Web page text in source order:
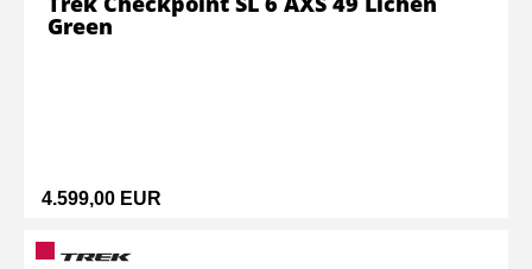
4.599,00 EUR
Green